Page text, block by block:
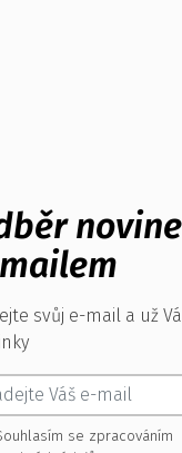
svůj e-mail a už
se zpracováním